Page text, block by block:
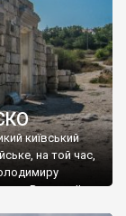
київський
на той час,
Василю ІІ, та